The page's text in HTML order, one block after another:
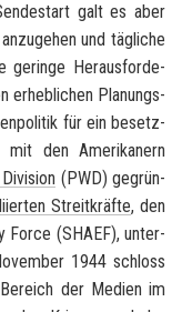
galt es aber
und täg­li­che
ge­rin­ge Her­aus­for­de­
er­heb­li­chen Pla­nungs­
für ein be­setz­
mit den Ame­ri­ka­nern
(PWD) ge­grün­
Streit­kräf­te, den
Force (SHAEF), un­ter­
1944 schloss
der Me­di­en im